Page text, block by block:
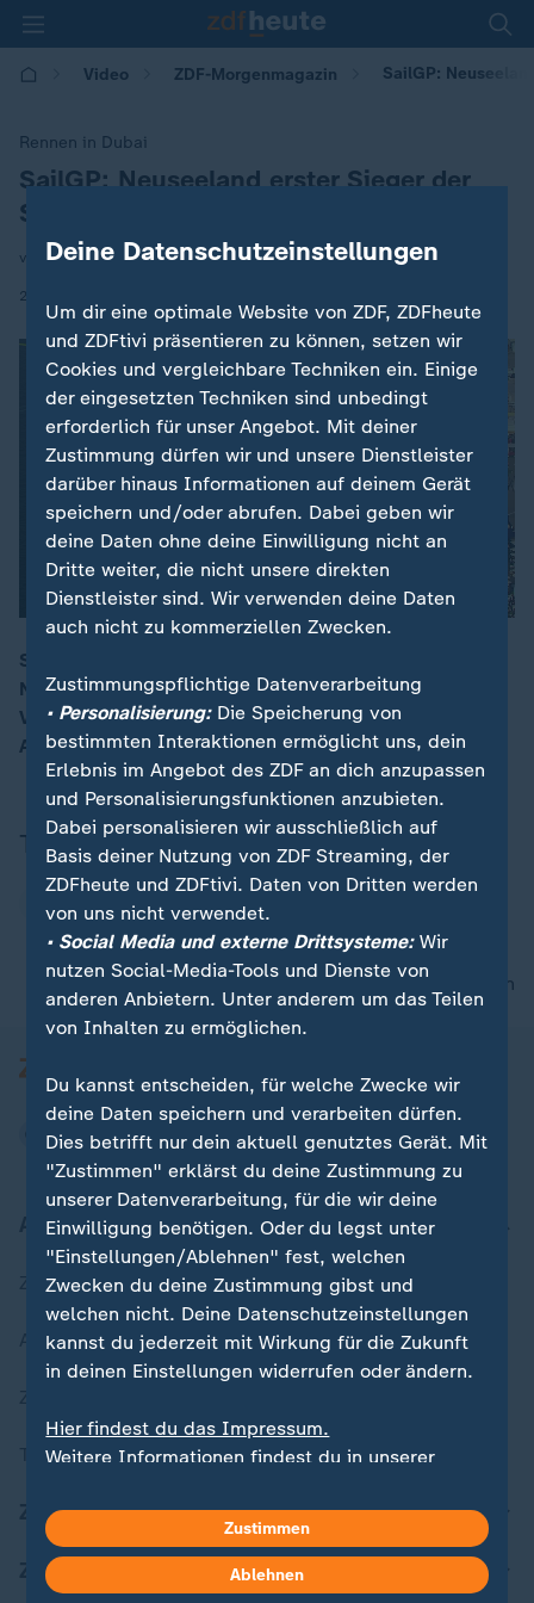
Video ZDF-Morgenmagazin SailGP:
Rennen in Dubai
:
SailGP: Neuseeland erster Sieger der
Saison
von Nils Kaben | Alexander Ruda
25.11.2024 | 05:30
SailGP-Serie 2024/25: Die erste Station gewinnen die
Neuseeländer. Das deutsche Team, bei dem Sebastian
Vettel Miteigentümer ist, wird vor der Küste Dubais
Achter.
Thema
nach oben
Aktuell bei ZDFheute
Zuletzt veröffentlicht
Aktuelle Sendungs-Videos
Themen im Überblick
ZDFheute Update
ZDFheute Apps
Deine Datenschutzeinstellungen
Um dir eine optimale Website von ZDF, ZDFheute
und ZDFtivi präsentieren zu können, setzen wir
Cookies und vergleichbare Techniken ein. Einige
der eingesetzten Techniken sind unbedingt
erforderlich für unser Angebot. Mit deiner
Zustimmung dürfen wir und unsere Dienstleister
darüber hinaus Informationen auf deinem Gerät
speichern und/oder abrufen. Dabei geben wir
deine Daten ohne deine Einwilligung nicht an
Dritte weiter, die nicht unsere direkten
Dienstleister sind. Wir verwenden deine Daten
auch nicht zu kommerziellen Zwecken.
Zustimmungspflichtige Datenverarbeitung
• Personalisierung:Die Speicherung von
bestimmten Interaktionen ermöglicht uns, dein
Erlebnis im Angebot des ZDF an dich anzupassen
und Personalisierungsfunktionen anzubieten.
Dabei personalisieren wir ausschließlich auf
Basis deiner Nutzung von ZDF Streaming, der
ZDFheute und ZDFtivi. Daten von Dritten werden
von uns nicht verwendet.
• Social Media und externe Drittsysteme:Wir
nutzen Social-Media-Tools und Dienste von
anderen Anbietern. Unter anderem um das Teilen
von Inhalten zu ermöglichen.
Du kannst entscheiden, für welche Zwecke wir
deine Daten speichern und verarbeiten dürfen.
Dies betrifft nur dein aktuell genutztes Gerät. Mit
"Zustimmen" erklärst du deine Zustimmung zu
unserer Datenverarbeitung, für die wir deine
Einwilligung benötigen. Oder du legst unter
"Einstellungen/Ablehnen" fest, welchen
Zwecken du deine Zustimmung gibst und
welchen nicht. Deine Datenschutzeinstellungen
kannst du jederzeit mit Wirkung für die Zukunft
in deinen Einstellungen widerrufen oder ändern.
Hier findest du das Impressum.
Weitere Informationen findest du in unserer
Zustimmen
Ablehnen